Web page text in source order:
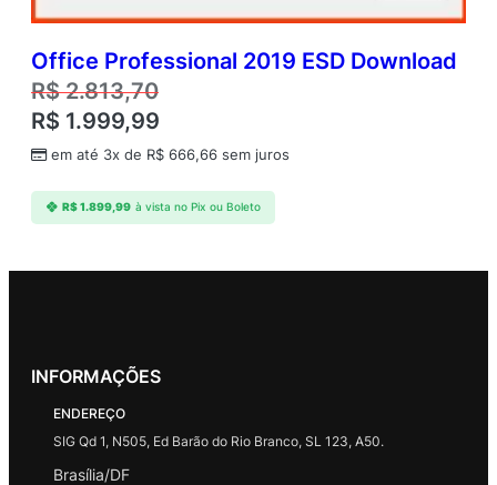
Office Professional 2019 ESD Download
R$2.813,70
R$ 1.999,99
em até 3x de R$ 666,66 sem juros
R$1.899,99 à vista no Pix ou Boleto
INFORMAÇÕES
ENDEREÇO
SIG Qd 1, N505, Ed Barão do Rio Branco, SL 123, A50.
Brasília/DF